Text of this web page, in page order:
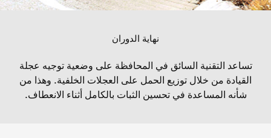
نهاية الدوران
تساعد التقنية السائق في المحافظة على وضعية توجيه عجلة
القيادة من خلال توزيع الحمل على العجلات الخلفية. وهذا من
شأنه المساعدة في تحسين الثبات بالكامل أثناء الانعطاف.